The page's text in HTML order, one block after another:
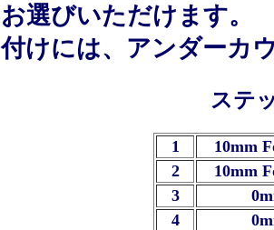
お選びいただけます。
付けには、アンダーカ
ステ
1
10mm
2
10mm
3
4